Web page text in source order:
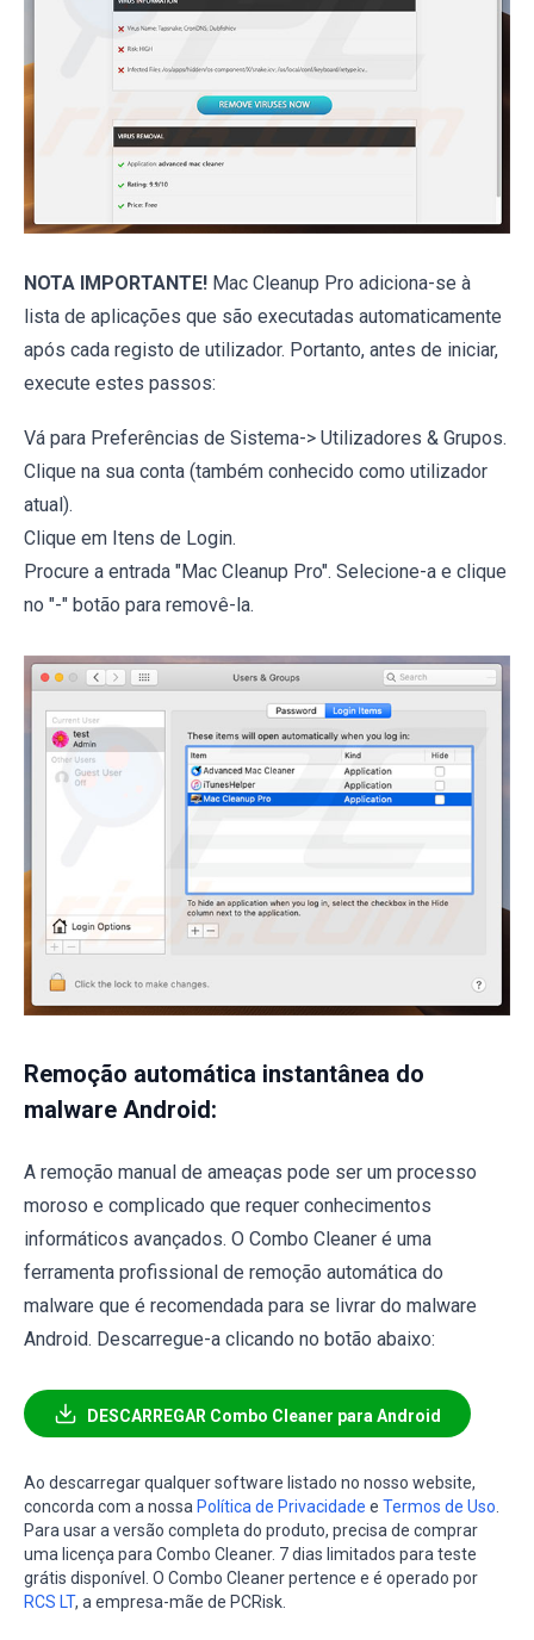
NOTA IMPORTANTE! Mac Cleanup Pro adiciona-se à
lista de aplicações que são executadas automaticamente
após cada registo de utilizador. Portanto, antes de iniciar,
execute estes passos:
Vá para Preferências de Sistema-> Utilizadores & Grupos.
Clique na sua conta (também conhecido como utilizador
atual).
Clique em Itens de Login.
Procure a entrada "Mac Cleanup Pro". Selecione-a e clique
no "-" botão para removê-la.
Remoção automática instantânea do
malware Android:
A remoção manual de ameaças pode ser um processo
moroso e complicado que requer conhecimentos
informáticos avançados. O Combo Cleaner é uma
ferramenta profissional de remoção automática do
malware que é recomendada para se livrar do malware
Android. Descarregue-a clicando no botão abaixo:
DESCARREGAR Combo Cleaner para Android
Ao descarregar qualquer software listado no nosso website,
concorda com a nossa Política de Privacidade e Termos de Uso
Para usar a versão completa do produto, precisa de comprar
uma licença para Combo Cleaner. 7 dias limitados para teste
grátis disponível. O Combo Cleaner pertence e é operado por
RCS LT, a empresa-mãe de PCRisk.